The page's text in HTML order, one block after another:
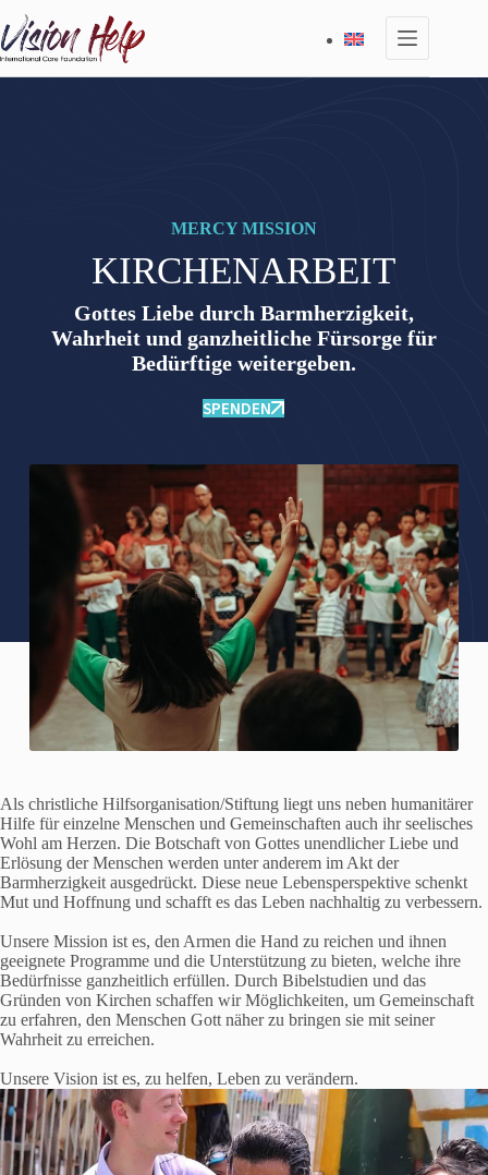
Inhalt
springen
MERCY MISSION
KIRCHENARBEIT
Gottes Liebe durch Barmherzigkeit,
Wahrheit und ganzheitliche Fürsorge für
Bedürftige weitergeben.
SPENDEN
Als christliche Hilfsorganisation/Stiftung liegt uns neben humanitärer
Hilfe für einzelne Menschen und Gemeinschaften auch ihr seelisches
Wohl am Herzen. Die Botschaft von Gottes unendlicher Liebe und
Erlösung der Menschen werden unter anderem im Akt der
Barmherzigkeit ausgedrückt. Diese neue Lebensperspektive schenkt
Mut und Hoffnung und schafft es das Leben nachhaltig zu verbessern.
Unsere Mission ist es, den Armen die Hand zu reichen und ihnen
geeignete Programme und die Unterstützung zu bieten, welche ihre
Bedürfnisse ganzheitlich erfüllen. Durch Bibelstudien und das
Gründen von Kirchen schaffen wir Möglichkeiten, um Gemeinschaft
zu erfahren, den Menschen Gott näher zu bringen sie mit seiner
Wahrheit zu erreichen.
Unsere Vision ist es, zu helfen, Leben zu verändern.